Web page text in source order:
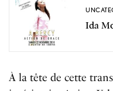
Ida
À la tête de cette